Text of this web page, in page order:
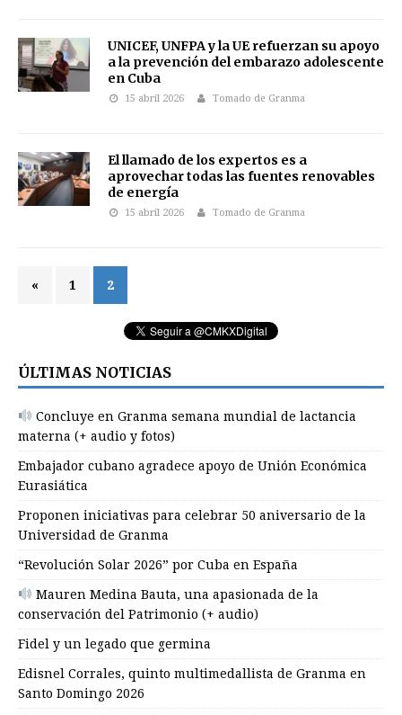
UNICEF, UNFPA y la UE refuerzan su apoyo
a la prevención del embarazo adolescente
en Cuba
15 abril 2026 Tomado de Granma
El llamado de los expertos es a
aprovechar todas las fuentes renovables
de energía
15 abril 2026 Tomado de Granma
« 1 2
ÚLTIMAS NOTICIAS
Concluye en Granma semana mundial de lactancia
materna (+ audio y fotos)
Embajador cubano agradece apoyo de Unión Económica
Eurasiática
Proponen iniciativas para celebrar 50 aniversario de la
Universidad de Granma
“Revolución Solar 2026” por Cuba en España
Mauren Medina Bauta, una apasionada de la
conservación del Patrimonio (+ audio)
Fidel y un legado que germina
Edisnel Corrales, quinto multimedallista de Granma en
Santo Domingo 2026